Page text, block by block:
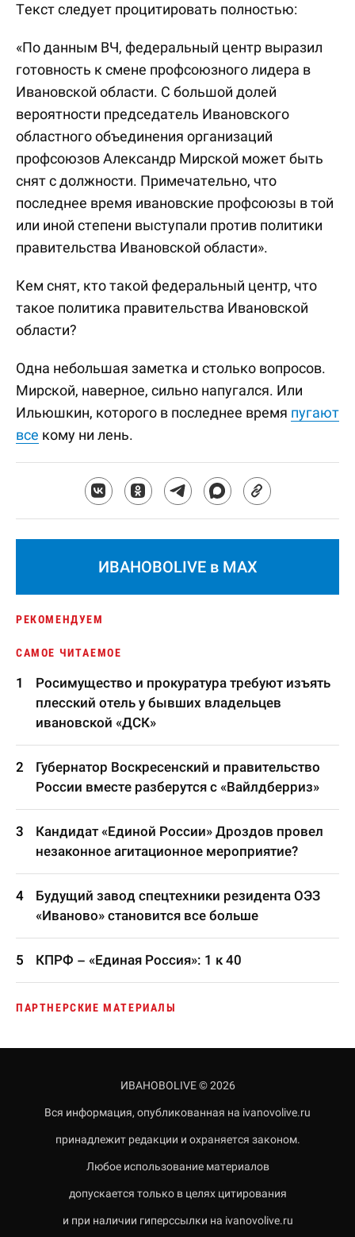
Текст следует процитировать полностью:
«По данным ВЧ, федеральный центр выразил
готовность к смене профсоюзного лидера в
Ивановской области. С большой долей
вероятности председатель Ивановского
областного объединения организаций
профсоюзов Александр Мирской может быть
снят с должности. Примечательно, что
последнее время ивановские профсоюзы в той
или иной степени выступали против политики
правительства Ивановской области».
Кем снят, кто такой федеральный центр, что
такое политика правительства Ивановской
области?
Одна небольшая заметка и столько вопросов.
Мирской, наверное, сильно напугался. Или
Ильюшкин, которого в последнее время пугают
все кому ни лень.
ИВАНОВОLIVE в MAX
РЕКОМЕНДУЕМ
САМОЕ ЧИТАЕМОЕ
Росимущество и прокуратура требуют изъять
плесский отель у бывших владельцев
ивановской «ДСК»
Губернатор Воскресенский и правительство
России вместе разберутся с «Вайлдберриз»
Кандидат «Единой России» Дроздов провел
незаконное агитационное мероприятие?
Будущий завод спецтехники резидента ОЭЗ
«Иваново» становится все больше
КПРФ – «Единая Россия»: 1 к 40
ПАРТНЕРСКИЕ МАТЕРИАЛЫ
ИВАНОВОLIVE © 2026
Вся информация, опубликованная на ivanovolive.ru
принадлежит редакции и охраняется законом.
Любое использование материалов
допускается только в целях цитирования
и при наличии гиперссылки на ivanovolive.ru